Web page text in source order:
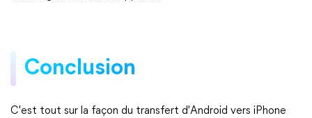
Conclusion
C'est tout sur la façon du transfert d'Android vers iPhone